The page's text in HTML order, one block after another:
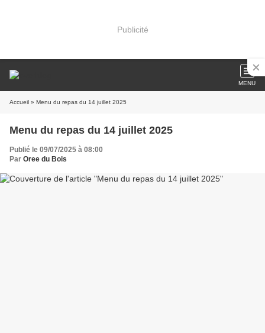
Publicité
MENU
Accueil » Menu du repas du 14 juillet 2025
Menu du repas du 14 juillet 2025
Publié le 09/07/2025 à 08:00
Par Oree du Bois